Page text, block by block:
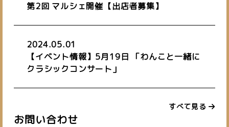
第2回 マルシェ開催【出店者募集】
2024.05.01
【イベント情報】5月19日 「わんこと一緒に
クラシックコンサート」
すべて見る
お問い合わせ